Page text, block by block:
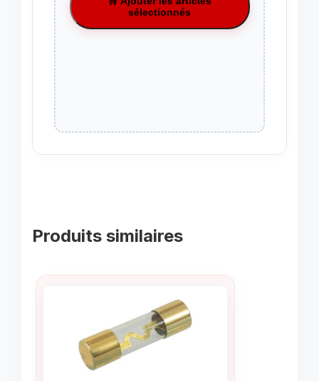
sélectionnés
Produits similaires